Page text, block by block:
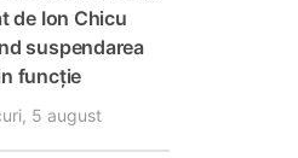
de Ion Chicu
suspendarea
funcție
5 august